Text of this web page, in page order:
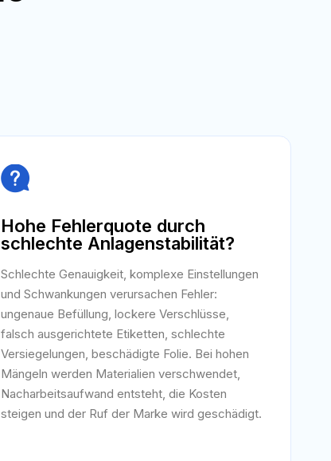

Hohe Fehlerquote durch
schlechte Anlagenstabilität?
Schlechte Genauigkeit, komplexe Einstellungen
und Schwankungen verursachen Fehler:
ungenaue Befüllung, lockere Verschlüsse,
falsch ausgerichtete Etiketten, schlechte
Versiegelungen, beschädigte Folie. Bei hohen
Mängeln werden Materialien verschwendet,
Nacharbeitsaufwand entsteht, die Kosten
steigen und der Ruf der Marke wird geschädigt.